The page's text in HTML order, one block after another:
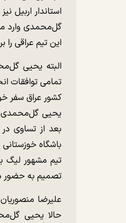
استاندار اربیل
گل‌محمدی وارد
این تیم عراقی
البته یحیی
کشور عراق سفر
یحیی گل‌محمدی
بعد از تساوی
باشگاه
تیم مشهور لیگ
تصمیم به حضور
علیرضا
حالا یحیی